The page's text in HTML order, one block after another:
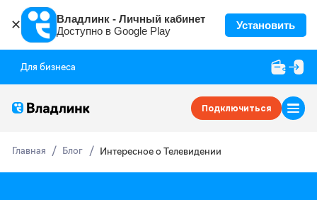
✕
Владлинк - Личный кабинет
Доступно в Google Play
Установить
Для бизнеса
Подключиться
Главная Блог Интересное о Телевидении